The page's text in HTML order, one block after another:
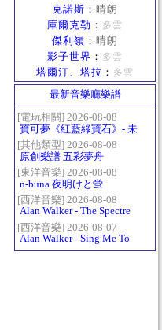
克諾斯 ： 晴朗
庫爾克勒 ： 多雲
傑利嶺 ： 晴朗
影子世界 ： 多雲
塔爾汀、塔拉 ： 多雲
最新音樂廳樂譜
[電玩相關] 2026-08-08
寶可夢《紅藍綠寶石》- 未
白鎮BGM (Littleroot Town)
[其他類型] 2026-08-08
原創樂譜 五彩夢舟
[東洋音樂] 2026-08-08
n-buna 夜明けと蛍
[西洋音樂] 2026-08-08
Alan Walker - The Spectre
[西洋音樂] 2026-08-07
Alan Walker - Sing Me To
Sleep